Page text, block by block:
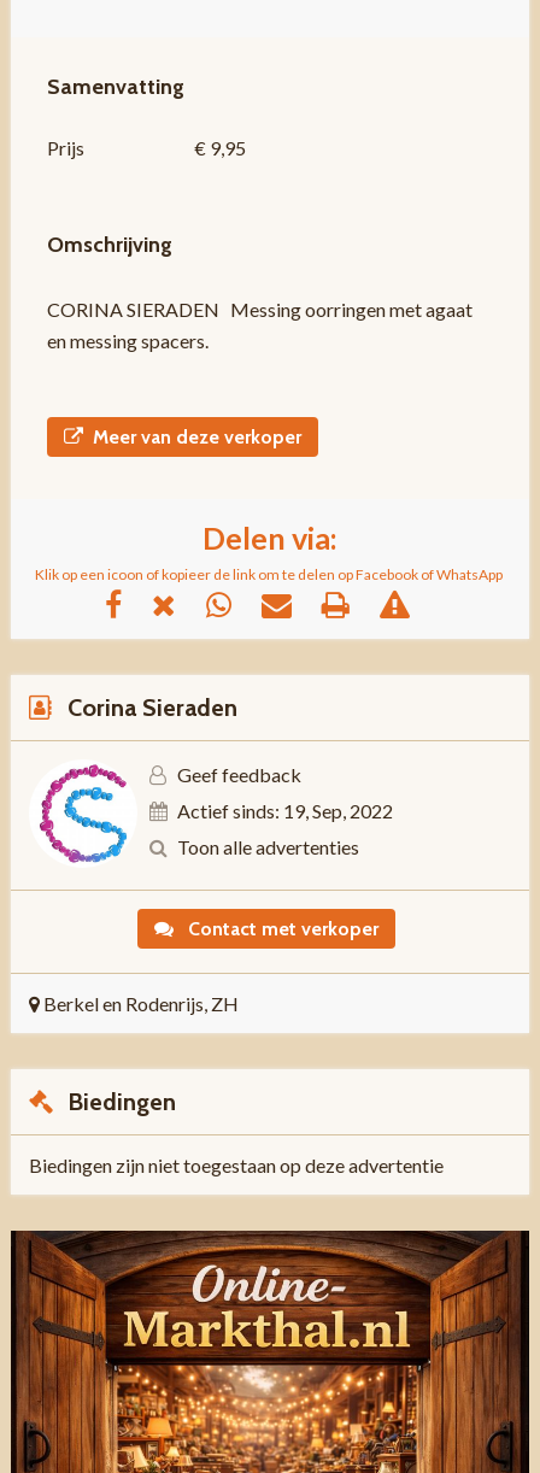
Samenvatting
Prijs € 9,95
Omschrijving
CORINA SIERADEN Messing oorringen met agaat
en messing spacers.
Meer van deze verkoper
Delen via:
Klik op een icoon of kopieer de link om te delen op Facebook of WhatsApp
Corina Sieraden
Geef feedback
Actief sinds: 19, Sep, 2022
Toon alle advertenties
Contact met verkoper
Berkel en Rodenrijs, ZH
Biedingen
Biedingen zijn niet toegestaan op deze advertentie